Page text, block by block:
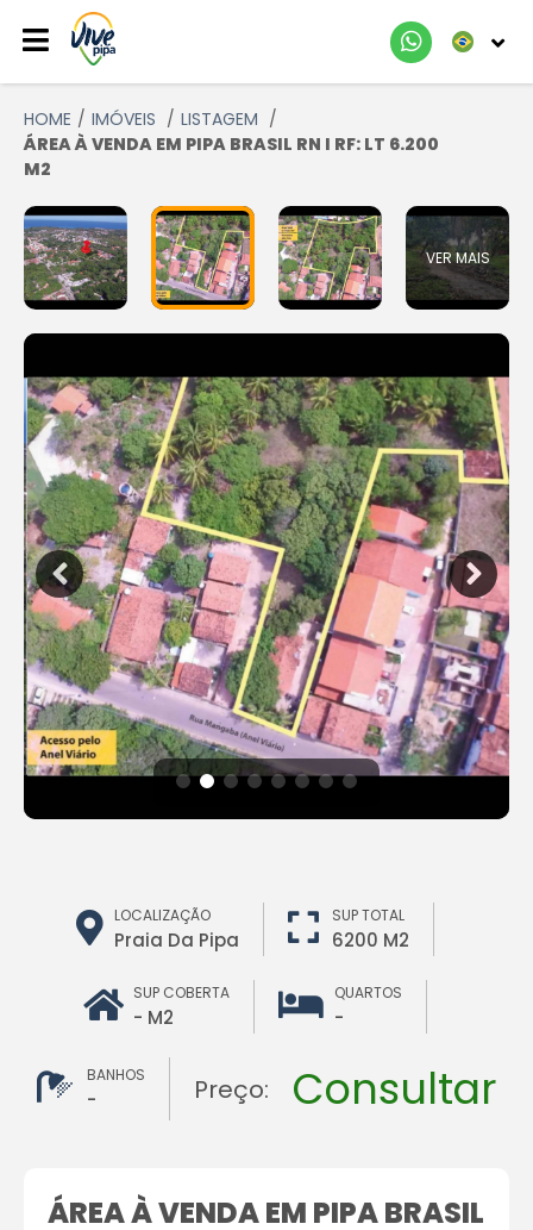
HOME IMÓVEIS
LISTAGEM
ÁREA À VENDA EM PIPA BRASIL RN I RF: LT 6.200
M2
VER MAIS
LOCALIZAÇÃO
Praia Da Pipa
SUP TOTAL
6200 M2
SUP COBERTA
- M2
QUARTOS
-
BANHOS
- Preço: Consultar
ÁREA À VENDA EM PIPA BRASIL